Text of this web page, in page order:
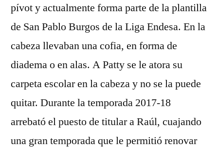
pívot y actualmente forma parte de la plantilla
de San Pablo Burgos de la Liga Endesa. En la
cabeza llevaban una cofia, en forma de
diadema o en alas. A Patty se le atora su
carpeta escolar en la cabeza y no se la puede
quitar. Durante la temporada 2017-18
arrebató el puesto de titular a Raúl, cuajando
una gran temporada que le permitió renovar